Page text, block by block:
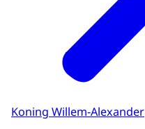
Koning Willem-Alexander